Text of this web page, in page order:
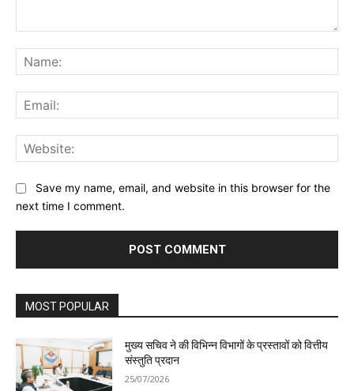
Save my name, email, and website in this browser for the
next time I comment.
MOST POPULAR
मुख्य सचिव ने की विभिन्न विभागों के प्रस्तावों को वित्तीय
संस्तुति प्रदान
25/07/2026